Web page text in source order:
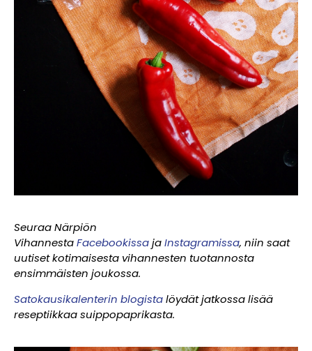
Seuraa Närpiön
VihannestaFacebookissajaInstagramissa, niin saat
uutiset kotimaisesta vihannesten tuotannosta
ensimmäisten joukossa.
Satokausikalenterin blogistalöydät jatkossa lisää
reseptiikkaa suippopaprikasta.